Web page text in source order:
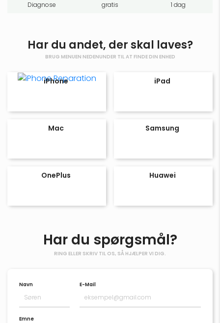
Diagnose
gratis 1 dag
Har du andet, der skal laves?
BRUG MENUEN NEDENUNDER TIL AT FINDE DIN ENHED
iPhone iPad
Mac Samsung
OnePlus Huawei
Har du spørgsmål?
RING ELLER SKRIV TIL OS, SÅ HJÆLPER VI DIG.
Navn E-Mail
Emne